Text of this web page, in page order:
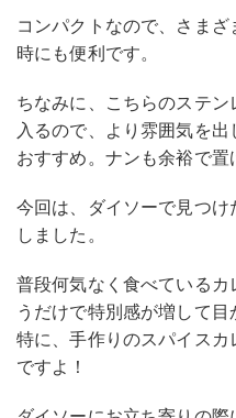
コンパクトなので、さま
時にも便利です。
ちなみに、こちらのステ
入るので、より雰囲気を
おすすめ。ナンも余裕で置
今回は、ダイソーで見つ
しました。
普段何気なく食べている
うだけで特別感が増して
特に、手作りのスパイス
ですよ！